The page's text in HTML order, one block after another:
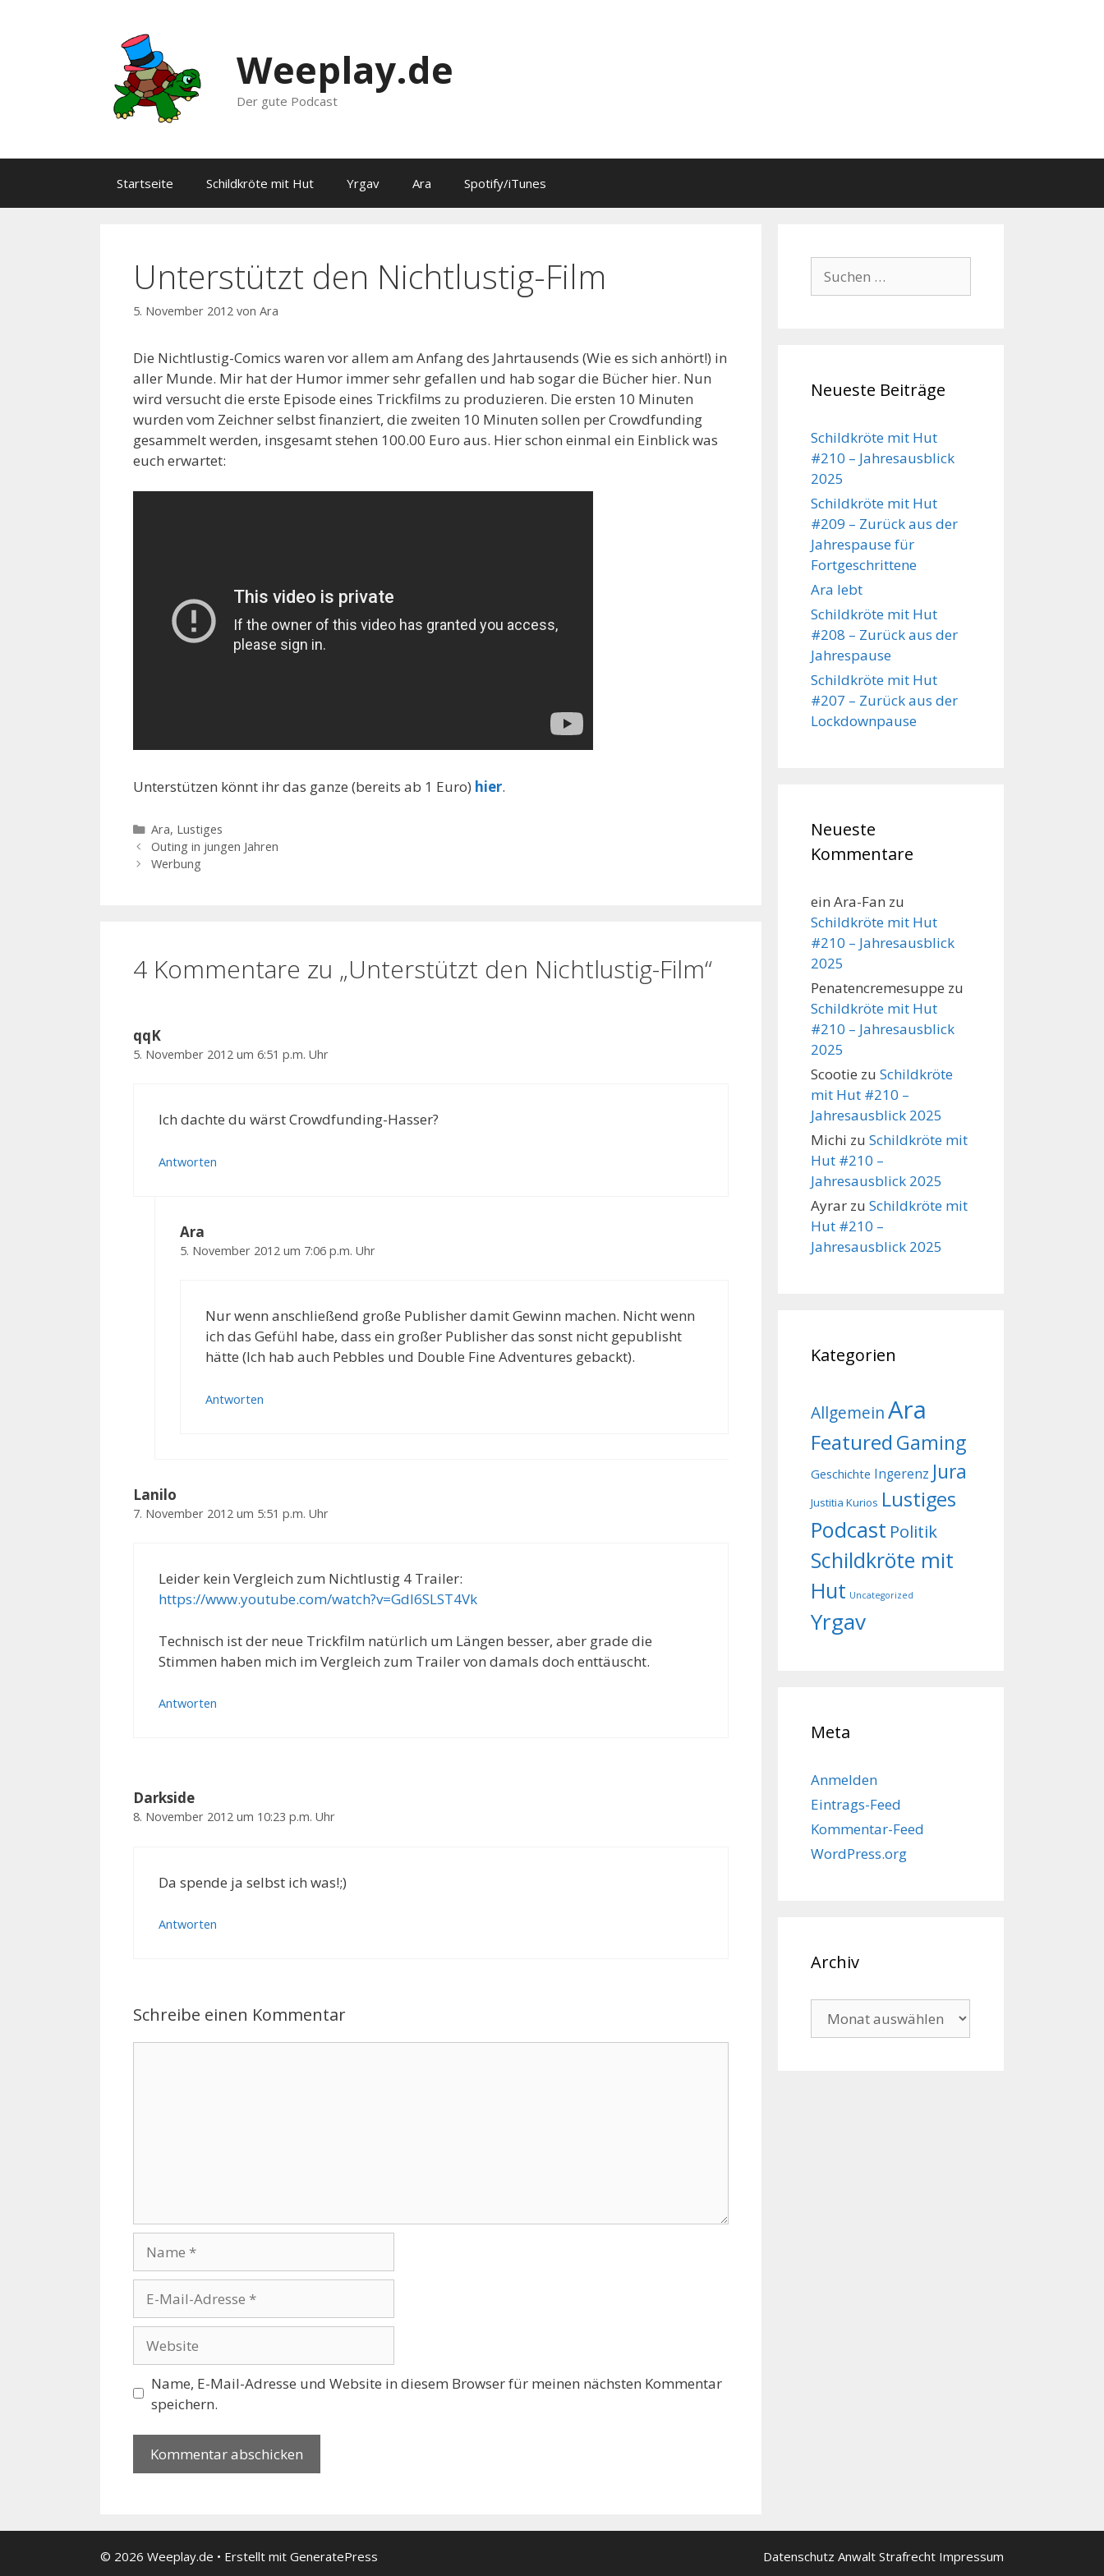
Weeplay.de
Der gute Podcast
Startseite Schildkröte mit Hut Yrgav Ara Spotify/iTunes
Unterstützt den Nichtlustig-Film
5. November 2012 von Ara
Die Nichtlustig-Comics waren vor allem am Anfang des Jahrtausends (Wie es sich anhört!) in
aller Munde. Mir hat der Humor immer sehr gefallen und hab sogar die Bücher hier. Nun
wird versucht die erste Episode eines Trickfilms zu produzieren. Die ersten 10 Minuten
wurden vom Zeichner selbst finanziert, die zweiten 10 Minuten sollen per Crowdfunding
gesammelt werden, insgesamt stehen 100.00 Euro aus. Hier schon einmal ein Einblick was
euch erwartet:
Unterstützen könnt ihr das ganze (bereits ab 1 Euro) hier.
Kategorien
Ara, Lustiges
Outing in jungen Jahren
Werbung
4 Kommentare zu „Unterstützt den Nichtlustig-Film“
qqK
5. November 2012 um 6:51 p.m. Uhr
Ich dachte du wärst Crowdfunding-Hasser?
Antworten
Ara
5. November 2012 um 7:06 p.m. Uhr
Nur wenn anschließend große Publisher damit Gewinn machen. Nicht wenn
ich das Gefühl habe, dass ein großer Publisher das sonst nicht gepublisht
hätte (Ich hab auch Pebbles und Double Fine Adventures gebackt).
Antworten
Lanilo
7. November 2012 um 5:51 p.m. Uhr
Leider kein Vergleich zum Nichtlustig 4 Trailer:
https://www.youtube.com/watch?v=Gdl6SLST4Vk
Technisch ist der neue Trickfilm natürlich um Längen besser, aber grade die
Stimmen haben mich im Vergleich zum Trailer von damals doch enttäuscht.
Antworten
Darkside
8. November 2012 um 10:23 p.m. Uhr
Da spende ja selbst ich was!;)
Antworten
Schreibe einen Kommentar
Mail-
Adresse
Name, E-Mail-Adresse und Website in diesem Browser für meinen nächsten Kommentar
speichern.
nach:
Neueste Beiträge
Schildkröte mit Hut
#210 – Jahresausblick
2025
Schildkröte mit Hut
#209 – Zurück aus der
Jahrespause für
Fortgeschrittene
Ara lebt
Schildkröte mit Hut
#208 – Zurück aus der
Jahrespause
Schildkröte mit Hut
#207 – Zurück aus der
Lockdownpause
Neueste
Kommentare
ein Ara-Fan zu
Schildkröte mit Hut
#210 – Jahresausblick
2025
Penatencremesuppe zu
Schildkröte mit Hut
#210 – Jahresausblick
2025
Scootie zu Schildkröte
mit Hut #210 –
Jahresausblick 2025
Michi zu Schildkröte mit
Hut #210 –
Jahresausblick 2025
Ayrar zu Schildkröte mit
Hut #210 –
Jahresausblick 2025
Kategorien
AllgemeinAra
Featured Gaming
Geschichte Ingerenz Jura
Justitia Kurios Lustiges
Podcast Politik
Schildkröte mit
Hut Uncategorized
Yrgav
Meta
Anmelden
Eintrags-Feed
Kommentar-Feed
WordPress.org
Archiv
Datenschutz Anwalt Strafrecht Impressum
© 2026 Weeplay.de • Erstellt mit GeneratePress